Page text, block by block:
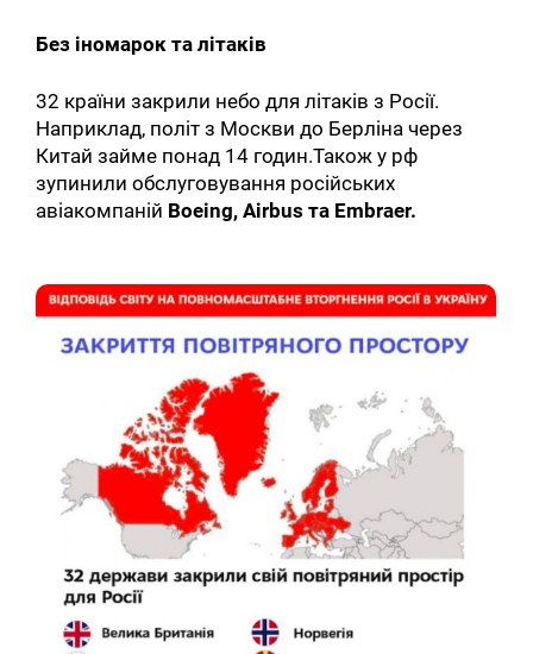
Без іномарок та літаків
32 країни закрили небо для літаків з Росії.
Наприклад, політ з Москви до Берліна через
Китай займе понад 14 годин.Також у рф
зупинили обслуговування російських
авіакомпаній Boeing, Airbus та Embraer.